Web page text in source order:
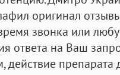
оригинал
звонка или
ответа на Ваш
препарата